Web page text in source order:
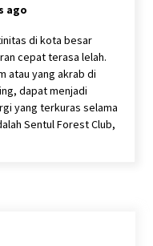
ago
di kota besar
cepat terasa lelah.
atau yang akrab di
dapat menjadi
yang terkuras selama
Sentul Forest Club,